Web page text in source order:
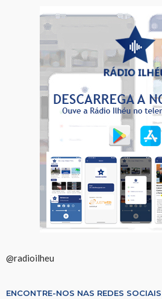
@radioilheu
ENCONTRE-NOS NAS REDES SOCIAIS